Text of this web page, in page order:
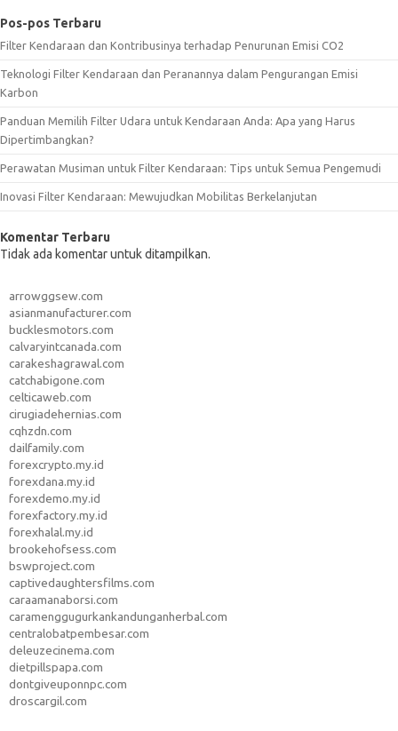
Pos-pos Terbaru
Filter Kendaraan dan Kontribusinya terhadap Penurunan Emisi CO2
Teknologi Filter Kendaraan dan Peranannya dalam Pengurangan Emisi
Karbon
Panduan Memilih Filter Udara untuk Kendaraan Anda: Apa yang Harus
Dipertimbangkan?
Perawatan Musiman untuk Filter Kendaraan: Tips untuk Semua Pengemudi
Inovasi Filter Kendaraan: Mewujudkan Mobilitas Berkelanjutan
Komentar Terbaru
Tidak ada komentar untuk ditampilkan.
arrowggsew.com
asianmanufacturer.com
bucklesmotors.com
calvaryintcanada.com
carakeshagrawal.com
catchabigone.com
celticaweb.com
cirugiadehernias.com
cqhzdn.com
dailfamily.com
forexcrypto.my.id
forexdana.my.id
forexdemo.my.id
forexfactory.my.id
forexhalal.my.id
brookehofsess.com
bswproject.com
captivedaughtersfilms.com
caraamanaborsi.com
caramenggugurkankandunganherbal.com
centralobatpembesar.com
deleuzecinema.com
dietpillspapa.com
dontgiveuponnpc.com
droscargil.com